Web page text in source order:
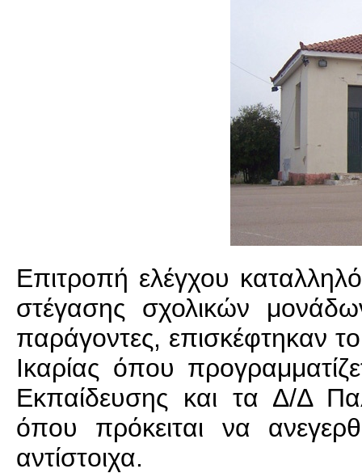
Επιτροπή ελέγχου
στέγασης σχολικών
παράγοντες, επισκέφτηκαν
Ικαρίας όπου
Εκπαίδευσης και τα Δ/Δ
όπου πρόκειται να
αντίστοιχα.